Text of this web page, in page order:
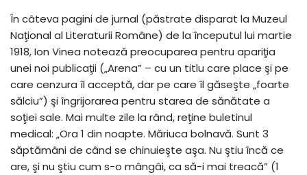
În câteva pagini de jurnal (păstrate disparat la Muzeul
Naţional al Literaturii Române) de la începutul lui martie
1918, Ion Vinea notează preocuparea pentru apariţia
unei noi publicaţii („Arena” – cu un titlu care place şi pe
care cenzura îl acceptă, dar pe care îl găseşte „foarte
sălciu”) şi îngrijorarea pentru starea de sănătate a
soţiei sale. Mai multe zile la rând, reţine buletinul
medical: „Ora 1 din noapte. Măriuca bolnavă. Sunt 3
săptămâni de când se chinuieşte aşa. Nu ştiu încă ce
are, şi nu ştiu cum s-o mângâi, ca să-i mai treacă” (1